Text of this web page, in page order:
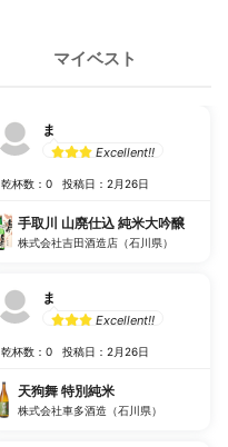
マイベスト
ま
Excellent!!
乾杯数：0 投稿日：2月26日
手取川 山廃仕込 純米大吟醸
株式会社吉田酒造店（石川県）
ま
Excellent!!
乾杯数：0 投稿日：2月26日
天狗舞 特別純米
株式会社車多酒造（石川県）